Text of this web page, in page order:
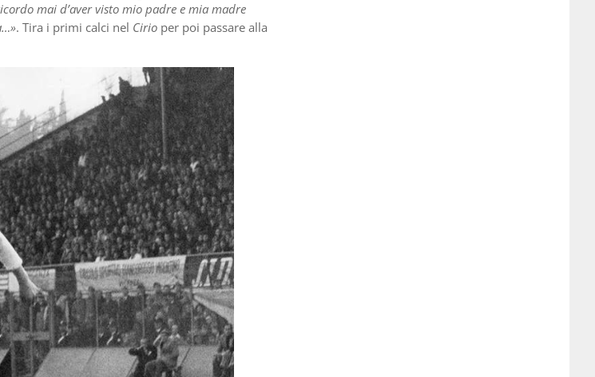
mai d’aver visto mio padre e mia madre
. Tira i primi calci nel Cirio per poi passare alla